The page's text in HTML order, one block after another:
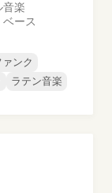
音楽
ベース
ンク
ラテン音楽